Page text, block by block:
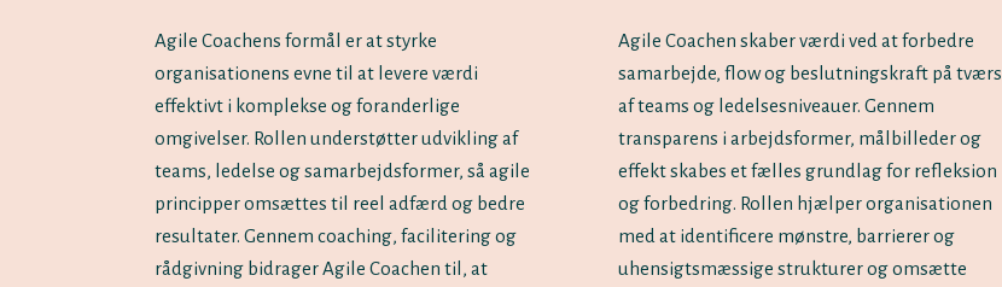
Agile Coachens formål er at styrke
organisationens evne til at levere værdi
effektivt i komplekse og foranderlige
omgivelser. Rollen understøtter udvikling af
teams, ledelse og samarbejdsformer, så agile
principper omsættes til reel adfærd og bedre
resultater. Gennem coaching, facilitering og
rådgivning bidrager Agile Coachen til, at
Agile Coachen skaber værdi ved at forbedre
samarbejde, flow og beslutningskraft på tværs
af teams og ledelsesniveauer. Gennem
transparens i arbejdsformer, målbilleder og
effekt skabes et fælles grundlag for refleksion
og forbedring. Rollen hjælper organisationen
med at identificere mønstre, barrierer og
uhensigtsmæssige strukturer og omsætte